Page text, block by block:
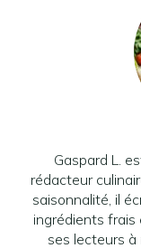
Gaspard L.
rédacteur
saisonnalité, il
ingrédients frais
ses lecteurs à